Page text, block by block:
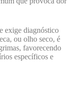
exige diagnóstico
ou olho seco, é
favorecendo
específicos e